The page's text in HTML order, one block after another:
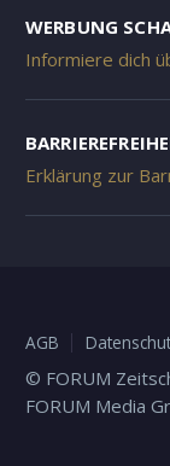
WERBUNG
Informiere dich
Erklärung zur
AGB
© FORUM
FORUM Media